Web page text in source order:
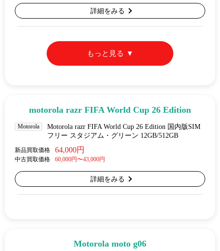
詳細をみる
もっと見る
motorola razr FIFA World Cup 26 Edition
Motorola
Motorola razr FIFA World Cup 26 Edition 国内版SIM
フリー スタジアム・グリーン 12GB/512GB
新品買取価格 64,000円
中古買取価格 60,000円〜43,000円
詳細をみる
Motorola moto g06